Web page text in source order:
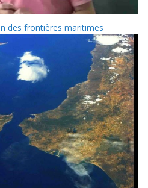
des frontières maritimes